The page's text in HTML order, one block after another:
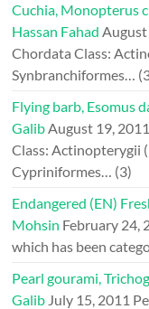
Cuchia, Monopterus
Hassan Fahad August
Chordata Class:
Synbranchiformes…
Flying barb, Esomus
GalibAugust 19, 2011
Class: Actinopterygii
Cypriniformes… (3)
Endangered (EN)
Mohsin February 24,
which has been
Pearl gourami,
Galib July 15, 2011